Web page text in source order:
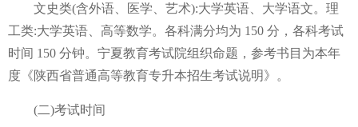
文史类(含外语、医学、艺术):大学英语、大学语文。理
工类:大学英语、高等数学。各科满分均为 150 分，各科考试
时间 150 分钟。宁夏教育考试院组织命题，参考书目为本年
度《陕西省普通高等教育专升本招生考试说明》。
(二)考试时间